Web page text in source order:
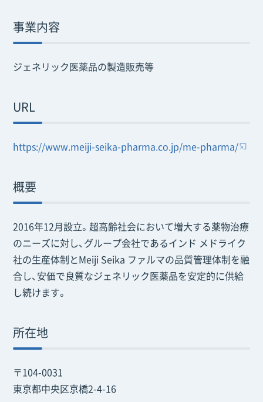
事業内容
ジェネリック医薬品の製造販売等
URL
https://www.meiji-seika-pharma.co.jp/me-pharma/
概要
2016年12月設立。超高齢社会において増大する薬物治療
のニーズに対し、グループ会社であるインド メドライク
社の生産体制とMeiji Seika ファルマの品質管理体制を融
合し、安価で良質なジェネリック医薬品を安定的に供給
し続けます。
所在地
〒104-0031
東京都中央区京橋2-4-16